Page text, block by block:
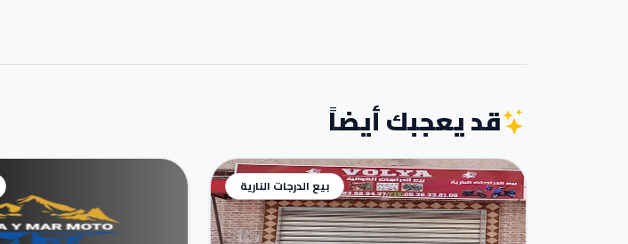
قد يعجبك أيضاً
بيع الدرجات النارية